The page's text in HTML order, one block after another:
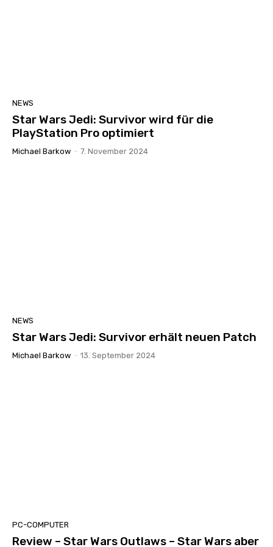
NEWS
Star Wars Jedi: Survivor wird für die
PlayStation Pro optimiert
Michael Barkow - 7. November 2024
NEWS
Star Wars Jedi: Survivor erhält neuen Patch
Michael Barkow - 13. September 2024
PC-COMPUTER
Review – Star Wars Outlaws – Star Wars aber